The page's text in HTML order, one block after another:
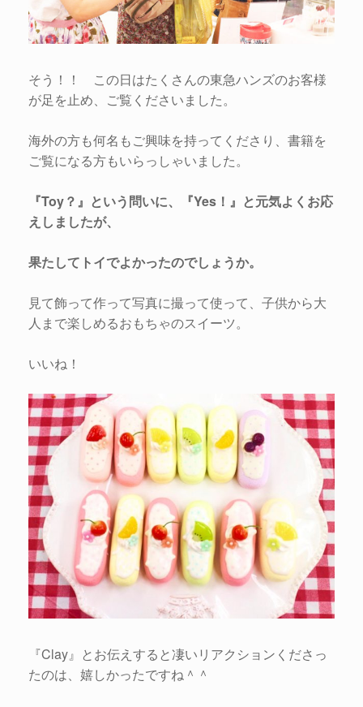
そう！！ この日はたくさんの東急ハンズのお客様
が足を止め、ご覧くださいました。
海外の方も何名もご興味を持ってくださり、書籍を
ご覧になる方もいらっしゃいました。
『Toy？』という問いに、『Yes！』と元気よくお応
えしましたが、
果たしてトイでよかったのでしょうか。
見て飾って作って写真に撮って使って、子供から大
人まで楽しめるおもちゃのスイーツ。
いいね！
『Clay』とお伝えすると凄いリアクションくださっ
たのは、嬉しかったですね＾＾